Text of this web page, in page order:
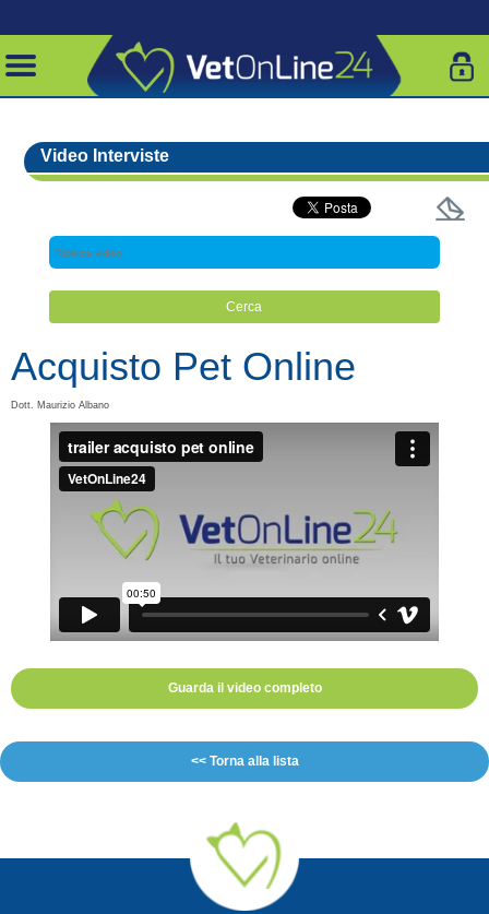
Video Interviste
Acquisto Pet Online
Dott. Maurizio Albano
Guarda il video completo
<< Torna alla lista